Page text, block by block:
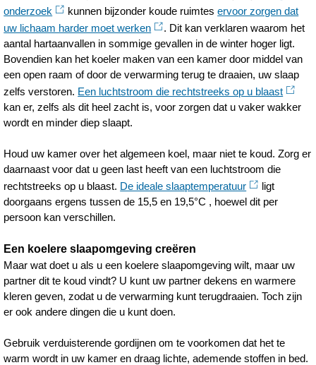
onderzoek
kunnen bijzonder koude ruimteservoor zorgen dat
uw lichaam harder moet werken
. Dit kan verklaren waarom het
aantal hartaanvallen in sommige gevallen in de winter hoger ligt.
Bovendien kan het koeler maken van een kamer door middel van
een open raam of door de verwarming terug te draaien, uw slaap
zelfs verstoren. Een luchtstroom die rechtstreeks op u blaast
kan er, zelfs als dit heel zacht is, voor zorgen dat u vaker wakker
wordt en minder diep slaapt.
Houd uw kamer over het algemeen koel, maar niet te koud. Zorg er
daarnaast voor dat u geen last heeft van een luchtstroom die
rechtstreeks op u blaast. De ideale slaaptemperatuur
ligt
doorgaans ergens tussen de 15,5 en 19,5°C , hoewel dit per
persoon kan verschillen.
Een koelere slaapomgeving creëren
Maar wat doet u als u een koelere slaapomgeving wilt, maar uw
partner dit te koud vindt? U kunt uw partner dekens en warmere
kleren geven, zodat u de verwarming kunt terugdraaien. Toch zijn
er ook andere dingen die u kunt doen.
Gebruik verduisterende gordijnen om te voorkomen dat het te
warm wordt in uw kamer en draag lichte, ademende stoffen in bed.